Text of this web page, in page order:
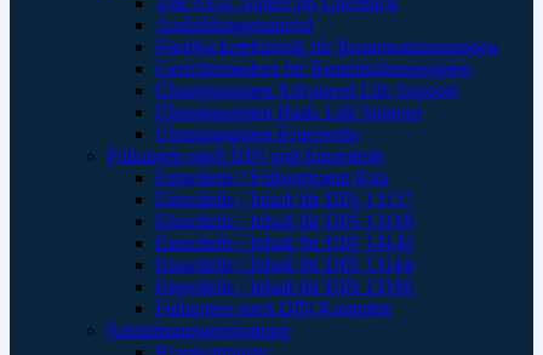
Ausbildungsmaterial
Feedbackelektronik für Reanimationspuppen
Gesichtsmasken für Reanimationspuppen
Übungspuppen Advanced Life Support
Übungspuppen Basic Life Support
Übungspuppen Feuerwehr
Füllungen nach DIN und Einzelteile
Einzelteile / Füllsortiment Kita
Einzelteile / Inhalt für DIN 13157
Einzelteile / Inhalt für DIN 13169
Einzelteile / Inhalt für DIN 14142
Einzelteile / Inhalt für DIN 13164
Einzelteile / Inhalt für DIN 13160
Füllungen nach DIN Komplett
Sanitätsraumausstattung